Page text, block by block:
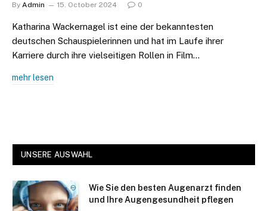
By Admin 15. October 2024 0
Katharina Wackernagel ist eine der bekanntesten
deutschen Schauspielerinnen und hat im Laufe ihrer
Karriere durch ihre vielseitigen Rollen in Film…
mehr lesen
UNSERE AUSWAHL
Wie Sie den besten Augenarzt finden
und Ihre Augengesundheit pflegen